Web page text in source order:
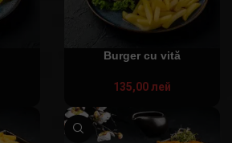
Burger cu vită
135,00лей